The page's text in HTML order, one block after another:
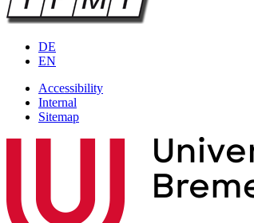
DE
EN
Accessibility
Internal
Sitemap